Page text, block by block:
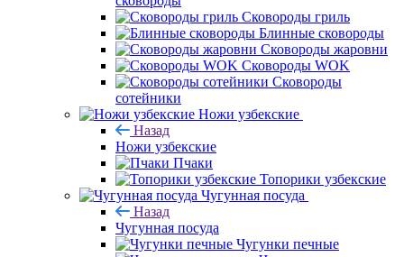
Сковороды гриль
Блинные сковороды
Сковороды жаровни
Сковороды WOK
Сковороды
сотейники
Ножи узбекские
Назад
Ножи узбекские
Пчаки
Топорики узбекские
Чугунная посуда
Назад
Чугунная посуда
Чугунки печные